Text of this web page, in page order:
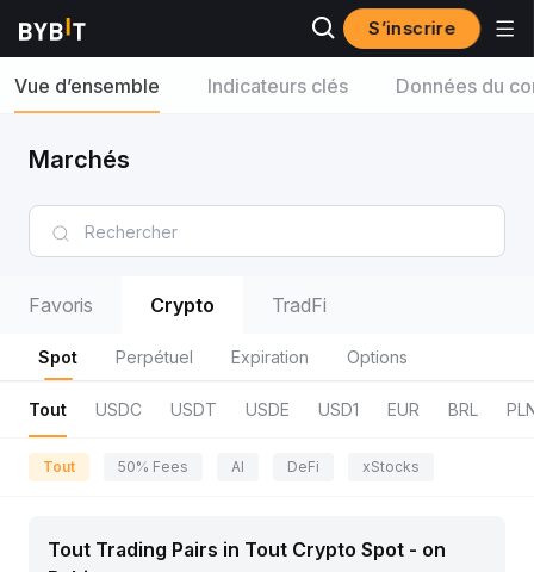
S’inscrire
Vue d’ensemble Indicateurs clés Données du
Marchés
Favoris Crypto TradFi
Spot Perpétuel Expiration Options
Tout USDC USDT USDE USD1 EUR BRL
Tout 50% Fees AI DeFi xStocks
Tout Trading Pairs in Tout Crypto Spot - on